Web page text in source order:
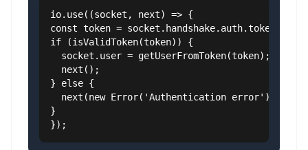
io.use((socket, next) => {
const token = socket.handshake.auth.token;
if (isValidToken(token)) {
  socket.user = getUserFromToken(token);
  next();
} else {
  next(new Error('Authentication error'));
}
});